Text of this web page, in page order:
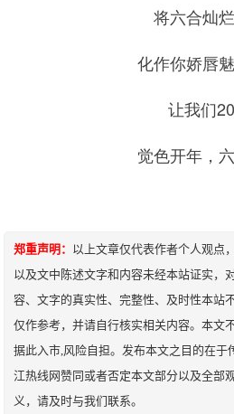
将六合灿
化作你娇唇
让我们
觉色开年，六
郑重声明：
以上文章仅代表作者个人观点
以及文中陈述文字和内容未经本站证实，
容、文字的真实性、完整性、及时性本站
仅作参考，并请自行核实相关内容。本文
据此入市,风险自担。发布本文之目的在于
江热线网赞同或者否定本文部分以及全部
义，请及时与我们联系。